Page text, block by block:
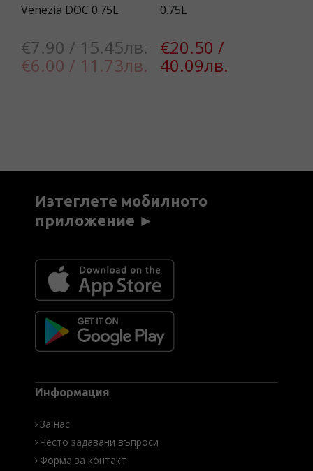
Venezia DOC 0.75L
€7.90 / 15.45лв.
€6.00 / 11.73лв.
0.75L
€20.50 /
40.09лв.
Изтеглете мобилното
приложение ►
Информация
За нас
Често задавани въпроси
Форма за контакт